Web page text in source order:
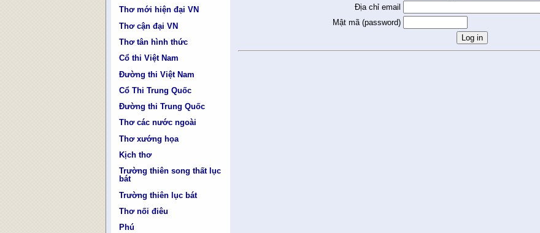
Thơ mới hiện đại VN
Thơ cận đại VN
Thơ tân hình thức
Cổ thi Việt Nam
Đường thi Việt Nam
Cổ Thi Trung Quốc
Đường thi Trung Quốc
Thơ các nước ngoài
Thơ xướng họa
Kịch thơ
Trường thiên song thất lục
bát
Trường thiên lục bát
Thơ nối điêu
Phú
Địa chỉ email
Mật mã (password)